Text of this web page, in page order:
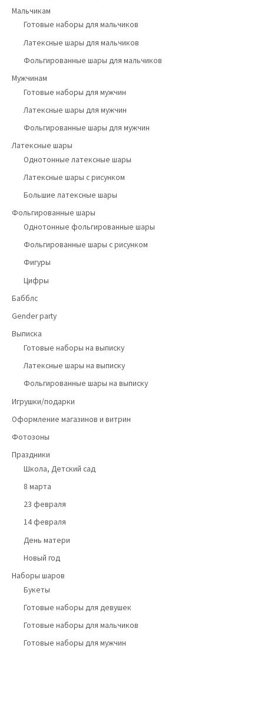
Мальчикам
Готовые наборы для мальчиков
Латексные шары для мальчиков
Фольгированные шары для мальчиков
Мужчинам
Готовые наборы для мужчин
Латексные шары для мужчин
Фольгированные шары для мужчин
Латексные шары
Однотонные латексные шары
Латексные шары с рисунком
Большие латексные шары
Фольгированные шары
Однотонные фольгированные шары
Фольгированные шары с рисунком
Фигуры
Цифры
Бабблс
Gender party
Выписка
Готовые наборы на выписку
Латексные шары на выписку
Фольгированные шары на выписку
Игрушки/подарки
Оформление магазинов и витрин
Фотозоны
Праздники
Школа, Детский сад
8 марта
23 февраля
14 февраля
День матери
Новый год
Наборы шаров
Букеты
Готовые наборы для девушек
Готовые наборы для мальчиков
Готовые наборы для мужчин